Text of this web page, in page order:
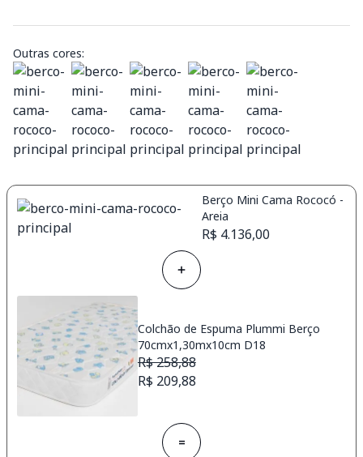
Outras cores:
Berço Mini Cama Rococó -
Areia
R$ 4.136,00
Colchão de Espuma Plummi Berço
70cmx1,30mx10cm D18
R$ 258,88
R$ 209,88
=